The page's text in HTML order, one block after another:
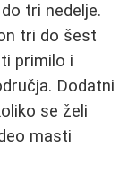
tri nedelje.
tri do šest
primilo i
Dodatni
se želi
masti